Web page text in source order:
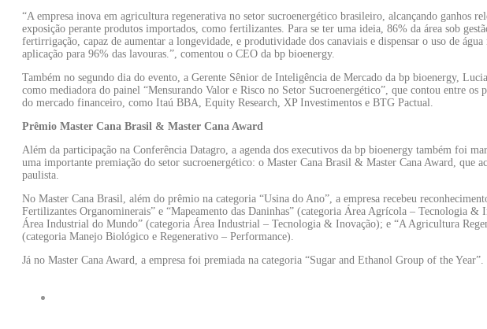
“A empresa inova em agricultura regenerativa no setor sucroenergético brasileiro, alcançando ganhos
exposição perante produtos importados, como fertilizantes. Para se ter uma ideia, 86% da área sob
fertirrigação, capaz de aumentar a longevidade, e produtividade dos canaviais e dispensar o uso de
aplicação para 96% das lavouras.”, comentou o CEO da bp bioenergy.
Também no segundo dia do evento, a Gerente Sênior de Inteligência de Mercado da bp bioenergy,
como mediadora do painel “Mensurando Valor e Risco no Setor Sucroenergético”, que contou entre os
do mercado financeiro, como Itaú BBA, Equity Research, XP Investimentos e BTG Pactual.
Prêmio Master Cana Brasil & Master Cana Award
Além da participação na Conferência Datagro, a agenda dos executivos da bp bioenergy também foi
uma importante premiação do setor sucroenergético: o Master Cana Brasil & Master Cana Award, que
paulista.
No Master Cana Brasil, além do prêmio na categoria “Usina do Ano”, a empresa recebeu
Fertilizantes Organominerais” e “Mapeamento das Daninhas” (categoria Área Agrícola – Tecnologia
Área Industrial do Mundo” (categoria Área Industrial – Tecnologia & Inovação); e “A Agricultura
(categoria Manejo Biológico e Regenerativo – Performance).
Já no Master Cana Award, a empresa foi premiada na categoria “Sugar and Ethanol Group of the Year”.